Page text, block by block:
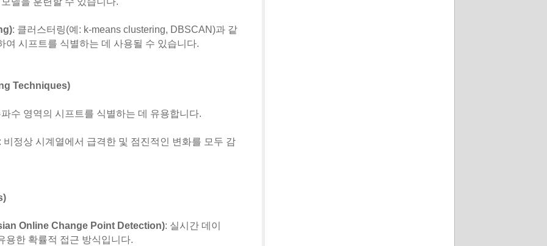
: 클러스터링(예: k-means clustering, DBSCAN)과 같
시프트를 식별하는 데 사용될 수 있습니다.
Techniques)
수 영역의 시프트를 식별하는 데 유용합니다.
비정상 시계열에서 급격한 및 점진적인 변화를 모두 감
Online Change Point Detection): 실시간 데이
용한 확률적 접근 방식입니다.